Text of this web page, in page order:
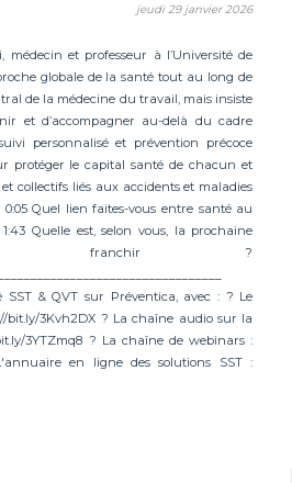
jeudi 29 janvier 2026
médecin et professeur à l’Université de
globale de la santé tout au long de
de la médecine du travail, mais insiste
et d’accompagner au-delà du cadre
personnalisé et prévention précoce
protéger le capital santé de chacun et
collectifs liés aux accidents et maladies
0:05 Quel lien faites-vous entre santé au
Quelle est, selon vous, la prochaine
franchir ?
SST & QVT sur Préventica, avec : ? Le
bit.ly/3Kvh2DX ? La chaîne audio sur la
3YTZmq8 ? La chaîne de webinars :
en ligne des solutions SST :